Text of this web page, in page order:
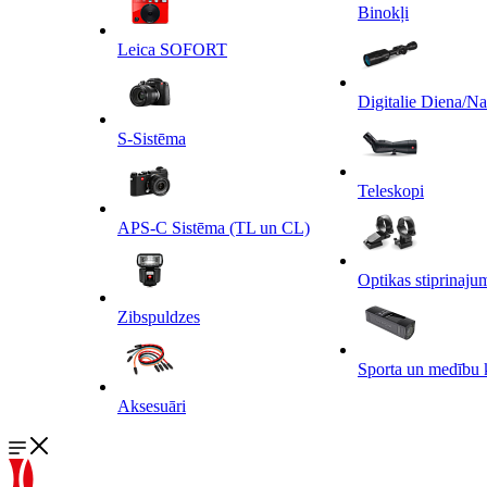
Leica SOFORT
S-Sistēma
APS-C Sistēma (TL un CL)
Zibspuldzes
Aksesuāri
Binokļi
Digitalie Diena/
Teleskopi
Optikas
Sporta un medību